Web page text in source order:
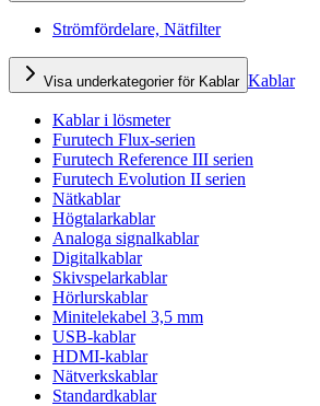
Strömfördelare, Nätfilter
Visa underkategorier för Kablar Kablar
Kablar i lösmeter
Furutech Flux-serien
Furutech Reference III serien
Furutech Evolution II serien
Nätkablar
Högtalarkablar
Analoga signalkablar
Digitalkablar
Skivspelarkablar
Hörlurskablar
Minitelekabel 3,5 mm
USB-kablar
HDMI-kablar
Nätverkskablar
Standardkablar